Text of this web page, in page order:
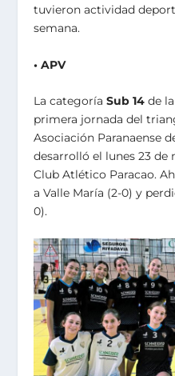
tuvieron actividad
semana.
• APV
La categoríaSub 14de
primera jornada del
Asociación Paranaense
desarrolló el lunes 23 de
Club Atlético Paracao.
a Valle María (2-0) y
0).